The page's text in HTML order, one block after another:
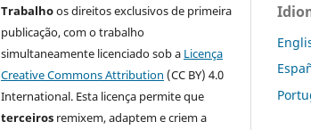
Trabalhoos direitos exclusivos de primeira
publicação, com o trabalho
simultaneamente licenciado sob a Licença
Creative Commons Attribution (CC BY) 4.0
International. Esta licença permite que
terceiros remixem, adaptem e criem a